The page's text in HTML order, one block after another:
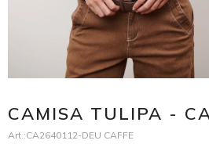
CAMISA TULIPA -
CA2640112-DEU CAFFE